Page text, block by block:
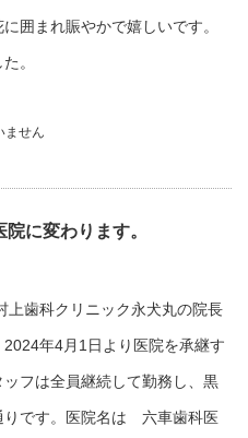
囲まれ賑やかで嬉しいです。
。
ません
に変わります。
歯科クリニック永犬丸の院長
年4月1日より医院を承継す
フは全員継続して勤務し、黒
りです。医院名は 六車歯科医